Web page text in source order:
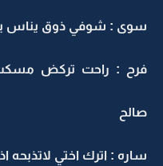
سوى : شوفي ذوق يناس
فرح : راحت تركض
صالح
ساره : اترك اختي لاتذبحه